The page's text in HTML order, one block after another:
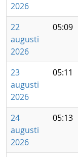
2026
22
augusti
2026
05:09
23
augusti
2026
05:11
24
augusti
2026
05:13